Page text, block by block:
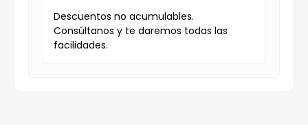
Descuentos no acumulables.
Consúltanos y te daremos todas las
facilidades.